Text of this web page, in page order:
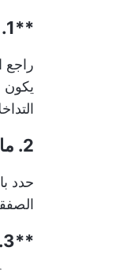
**1. ما هي البرامج التي تستخدمها حاليًا؟
راجع
يكون
2. ما هي احتياجاتك الخاصة ونقاط الضعف لديك؟
حدد
**3. هل ستساعدك الأدوات على تحقيق مؤشرات الأداء الرئيسية الخاصة بك؟